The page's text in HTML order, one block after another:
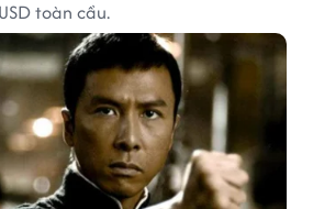
toàn cầu.